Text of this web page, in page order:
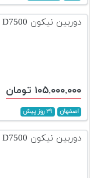
دوربین نیکون D7500
۱۰۵,۰۰۰,۰۰۰ تومان
اصفهان ۲۹ روز پیش
دوربین نیکون D7500